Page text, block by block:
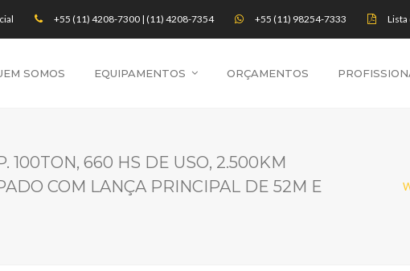
+55 (11) 4208-7300 | (11) 4208-7354 +55 (11) 98254-7333 Lista
SOMOS EQUIPAMENTOS ORÇAMENTOS
100TON, 660 HS DE USO, 2.500KM
COM LANÇA PRINCIPAL DE 52M E